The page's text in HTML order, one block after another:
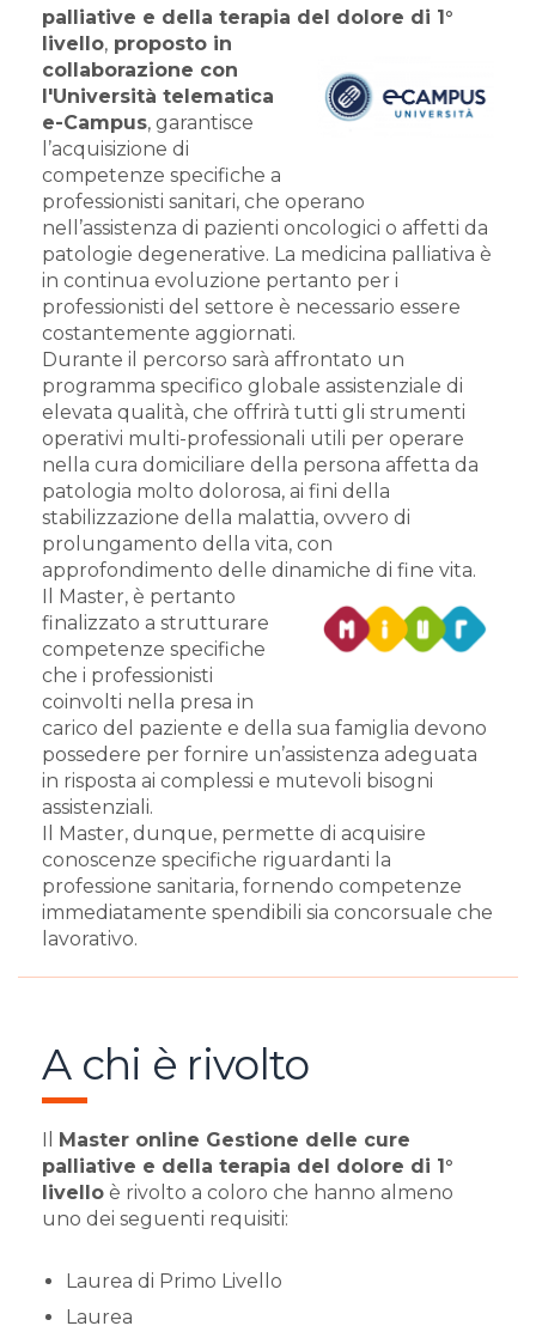
palliative e della terapia del dolore di 1°
livello, proposto in
collaborazione con
l'Università telematica
e-Campus, garantisce
l’acquisizione di
competenze specifiche a
professionisti sanitari, che operano
nell’assistenza di pazienti oncologici o affetti da
patologie degenerative. La medicina palliativa è
in continua evoluzione pertanto per i
professionisti del settore è necessario essere
costantemente aggiornati.
Durante il percorso sarà affrontato un
programma specifico globale assistenziale di
elevata qualità, che offrirà tutti gli strumenti
operativi multi-professionali utili per operare
nella cura domiciliare della persona affetta da
patologia molto dolorosa, ai fini della
stabilizzazione della malattia, ovvero di
prolungamento della vita, con
approfondimento delle dinamiche di fine vita.
Il Master, è pertanto
finalizzato a strutturare
competenze specifiche
che i professionisti
coinvolti nella presa in
carico del paziente e della sua famiglia devono
possedere per fornire un’assistenza adeguata
in risposta ai complessi e mutevoli bisogni
assistenziali.
Il Master, dunque, permette di acquisire
conoscenze specifiche riguardanti la
professione sanitaria, fornendo competenze
immediatamente spendibili sia concorsuale che
lavorativo.
A chi è rivolto
Master online Gestione delle cure
palliative e della terapia del dolore di 1°
livello è rivolto a coloro che hanno almeno
uno dei seguenti requisiti:
​Laurea di Primo Livello
​Laurea